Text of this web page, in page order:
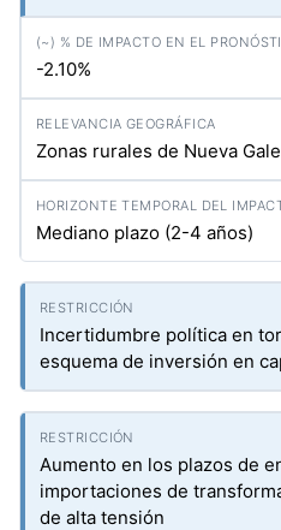
-2.10%
Zonas rurales de Nueva
Mediano plazo (2-4 años)
Incertidumbre política en
esquema de inversión en
Aumento en los plazos de
importaciones de
de alta tensión